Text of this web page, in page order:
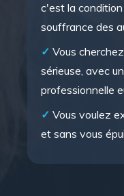
c'est la
souffrance des
✓ Vous
sérieuse, avec
professionnelle
✓ Vous voulez
et sans vous